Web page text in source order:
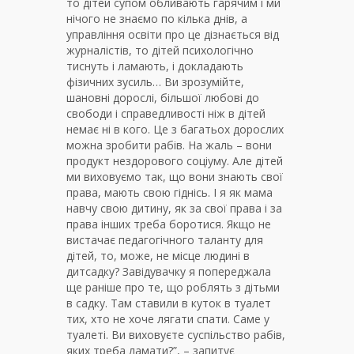
нічого не знаємо по кілька днів, а
управління освіти про це дізнається від
журналістів, то дітей психологічно
тиснуть і ламають, і докладають
фізичних зусиль… Ви зрозумійте,
шановні дорослі, більшої любові до
свободи і справедливості ніж в дітей
немає ні в кого. Це з багатьох дорослих
можна зробити рабів. На жаль – вони
продукт нездорового соціуму. Але дітей
ми виховуємо так, що вони знають свої
права, мають свою гіднісь. І я як мама
навчу свою дитину, як за свої права і за
права інших треба боротися. Якщо не
вистачає педагогічного таланту для
дітей, то, може, не місце людині в
дитсадку? Завідувачку я попереджала
ще раніше про те, що роблять з дітьми
в садку. Там ставили в куток в туалет
тих, хто не хоче лягати спати. Саме у
туалеті. Ви виховуєте суспільство рабів,
яких треба ламати?”, – запитує